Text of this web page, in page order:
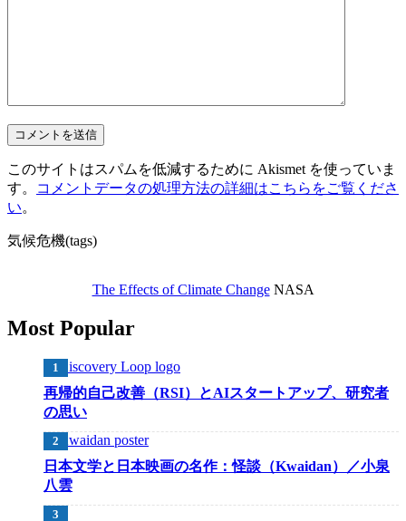
このサイトはスパムを低減するために Akismet を使っていま
す。
コメントデータの処理方法の詳細はこちらをご覧くださ
い。
気候危機(tags)
The Effects of Climate ChangeNASA
Most Popular
再帰的自己改善（RSI）とAIスタートアップ、研究者
の思い
日本文学と日本映画の名作：怪談（Kwaidan）／小泉
八雲